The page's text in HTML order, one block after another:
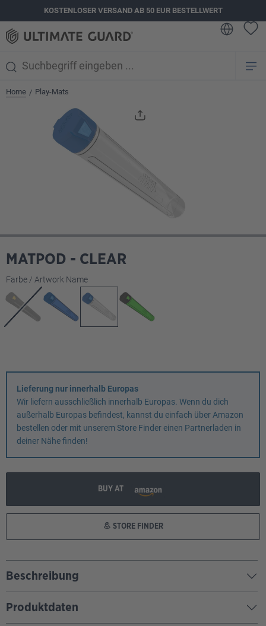
springenKOSTENLOSER VERSAND AB 50 EUR BESTELLWERT
Home / Play-Mats
Bildergalerie überspringen
MATPOD - CLEAR
Farbe / Artwork Nameauswählen
Lieferung nur innerhalb Europas
Wir liefern ausschließlich innerhalb Europas. Wenn du dich
außerhalb Europas befindest, kannst du einfach über Amazon
bestellen oder mit unserem Store Finder einen Partnerladen in
deiner Nähe finden!
BUY AT
STORE FINDER
Beschreibung
Produktdaten